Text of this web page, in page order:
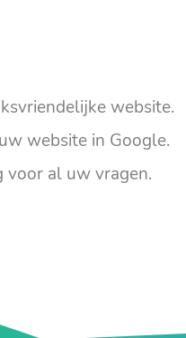
website.
website in Google.
voor al uw vragen.